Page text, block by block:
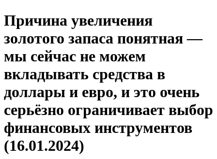
Причина увеличения
золотого запаса понятная —
мы сейчас не можем
вкладывать средства в
доллары и евро, и это очень
серьёзно ограничивает выбор
финансовых инструментов
(16.01.2024)